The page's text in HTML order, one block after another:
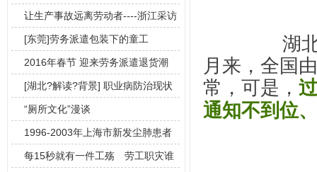
月来，全国
常，可是，
通知不到位
是权利
让生产事故远离劳动者----浙江采访
录
[东莞]劳务派遣包装下的童工
2016年春节 迎来劳务派遣退货潮
[湖北?解读?背景] 职业病防治现状
调查
“厕所文化”漫谈
1996-2003年上海市新发尘肺患者
情
每15秒就有一件工殇 劳工职灾谁